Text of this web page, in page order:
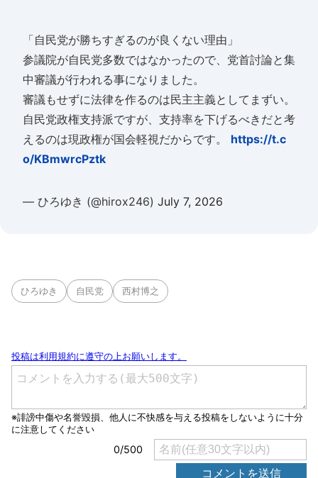
「自民党が勝ちすぎるのが良くない理由」
参議院が自民党多数ではなかったので、党首討論と集
中審議が行われる事になりました。
審議もせずに法律を作るのは民主主義としてまずい。
自民党政権支持派ですが、支持率を下げるべきだと考
えるのは現政権が国会軽視だからです。 https://t.c
o/KBmwrcPztk
— ひろゆき (@hirox246) July 7, 2026
ひろゆき 自民党 西村博之